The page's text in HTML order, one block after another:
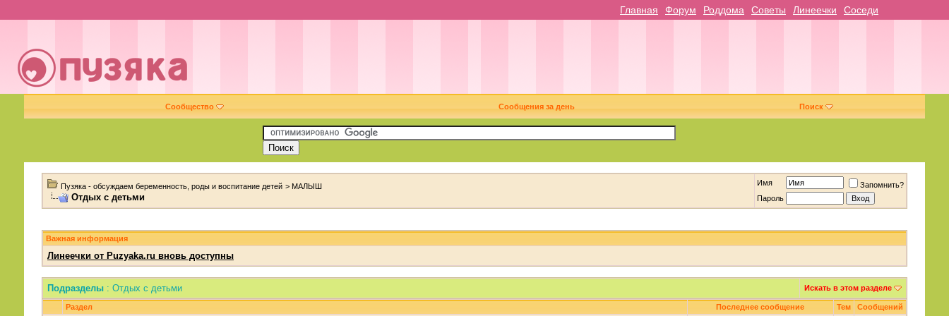
Главная Форум Роддома Советы Линеечки Соседи
Сообщество Сообщения за день Поиск
Пузяка - обсуждаем беременность, роды и воспитание детей > МАЛЫШ
Отдых с детьми
Имя
Запомнить?
Пароль
Важная информация
Линеечки от Puzyaka.ru вновь доступны
Подразделы: Отдых с детьми Искать в этом разделе
Раздел Последнее сообщение Тем Сообщений